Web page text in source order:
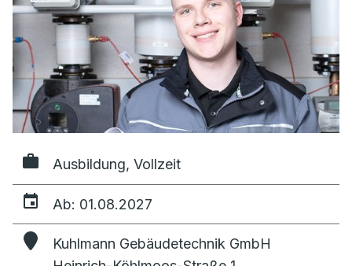
Ausbildung, Vollzeit
Ab: 01.08.2027
Kuhlmann Gebäudetechnik GmbH